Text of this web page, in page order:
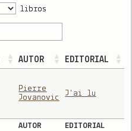
libros
AUTOR EDITORIAL
Pierre
Jovanovic
J'ai lu
AUTOR
EDITORIAL